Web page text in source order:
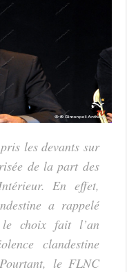
les devants sur
de la part des
En effet,
a rappelé
le choix fait l’an
clandestine
le FLNC